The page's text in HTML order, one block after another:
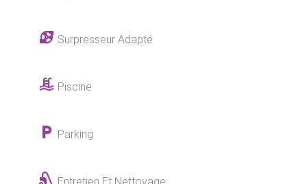
Surpresseur Adapté
Piscine
Parking